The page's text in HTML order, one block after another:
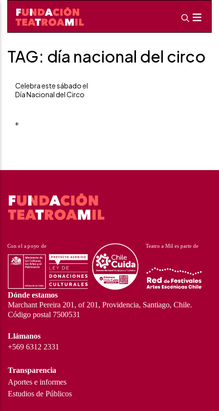
TAG: día nacional del circo
Celebra este sábado el
Día Nacional del Circo
+
Dónde estamos
Marchant Pereira 201, of 201, Providencia, Santiago, Chile.
Código postal 7500531
Llámanos
+569 6312 2331
Transparencia
Aportes e informes
Estudios de Públicos